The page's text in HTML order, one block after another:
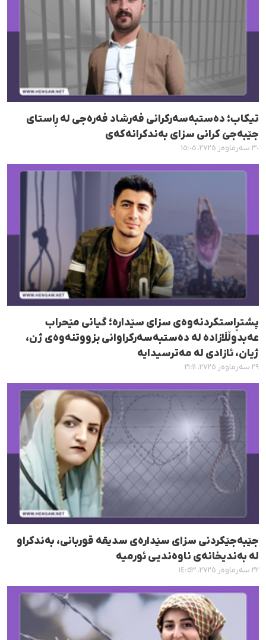
تیکاب؛ دەستبەسەرکرانی فەرشاد فەرەجی لە ڕاستای
جێبەجێ کرانی سزای بەندکرانەکەی
٣٠ سەرماوەز ٢٧٢٥، ١٥:٠٥
پشتڕاستکردنەوەی سزای سێدارە؛ گیانی مێحراب
عەبدوڵڵازادە لە دەستبەسەرکراوانی بزووتنەوەی ژن،
ژیان، ئازادی لە مەترسیدایە
٢٩ سەرماوەز ٢٧٢٥، ٢١:١١
جێبەجێکردنی سزای سێدارەی سدیقە قوربانی، بەندکراو
لە بەندیخانەی ناوەندیی ئورمیە
٢٢ سەرماوەز ٢٧٢٥، ١٤:٥٣